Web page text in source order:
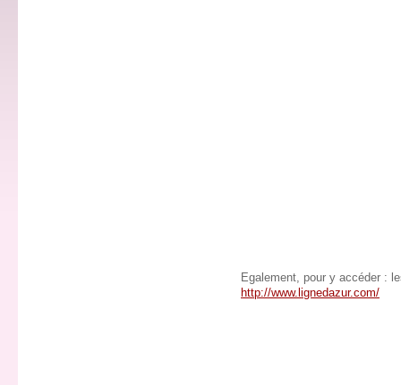
Egalement, pour y accéder :
http://www.lignedazur.com/